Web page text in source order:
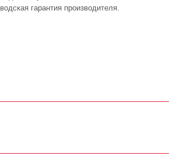
гарантия производителя.